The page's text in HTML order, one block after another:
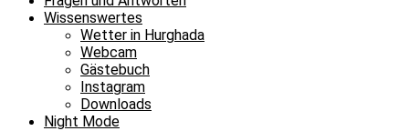
Wissenswertes
Wetter in Hurghada
Webcam
Gästebuch
Instagram
Downloads
Night Mode